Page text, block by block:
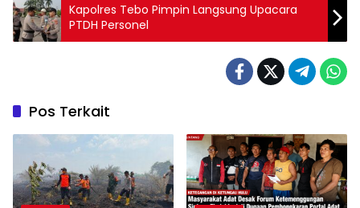
Kapolres Tebo Pimpin Langsung Upacara
PTDH Personel
Pos Terkait